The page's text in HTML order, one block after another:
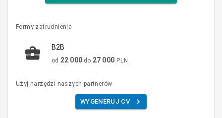
Formy zatrudnienia
B2B
od 22 000 do 27 000 PLN
Użyj narzędzi naszych partnerów
WYGENERUJ CV